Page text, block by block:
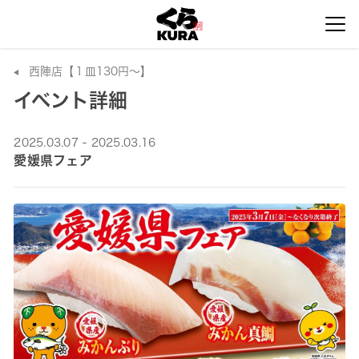
西陣店【１皿130円～】
イベント詳細
2025.03.07 - 2025.03.16
愛媛県フェア